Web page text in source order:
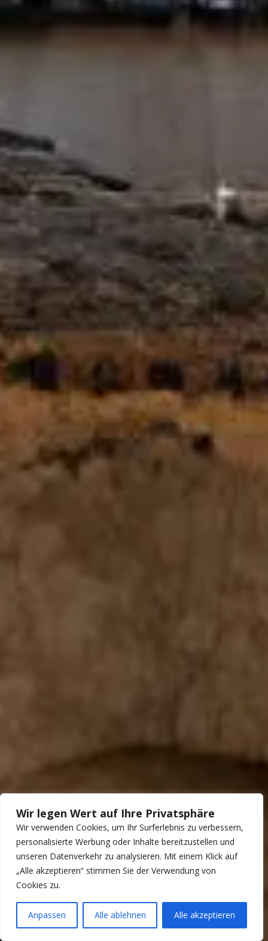
Wir legen Wert auf Ihre Privatsphäre
Wir verwenden Cookies, um Ihr Surferlebnis zu verbessern,
personalisierte Werbung oder Inhalte bereitzustellen und
unseren Datenverkehr zu analysieren. Mit einem Klick auf
„Alle akzeptieren“ stimmen Sie der Verwendung von
Cookies zu.
Anpassen Alle ablehnen Alle akzeptieren